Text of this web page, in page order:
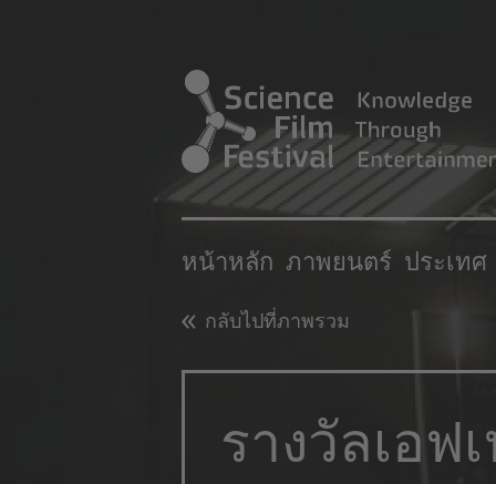
หน้าหลัก ภาพยนตร์ ประเทศ
กลับไปที่ภาพรวม
รางวัลเอฟ